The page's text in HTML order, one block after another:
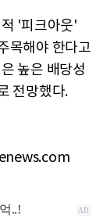
'피크아웃'
목해야 한다고
높은 배당성
전망했다.